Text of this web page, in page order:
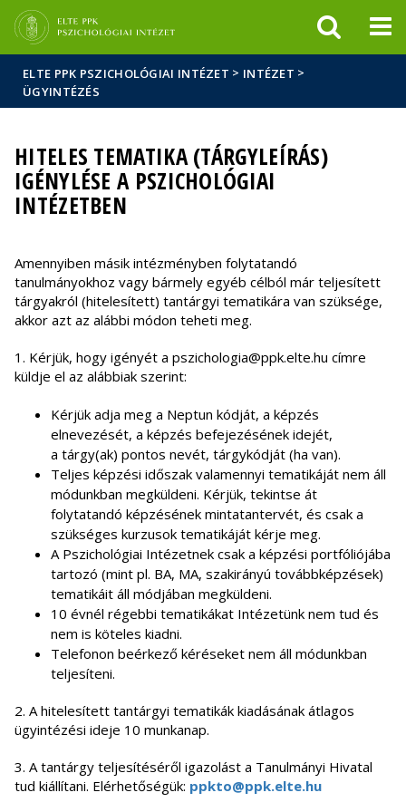
sajtóban
ELTE PPK PSZICHOLÓGIAI INTÉZET > INTÉZET >
ÜGYINTÉZÉS
HITELES TEMATIKA (TÁRGYLEÍRÁS)
IGÉNYLÉSE A PSZICHOLÓGIAI
INTÉZETBEN
Amennyiben másik intézményben folytatandó
tanulmányokhoz vagy bármely egyéb célból már teljesített
tárgyakról (hitelesített) tantárgyi tematikára van szüksége,
akkor azt az alábbi módon teheti meg.
1. Kérjük, hogy igényét a pszichologia@ppk.elte.hu címre
küldje el az alábbiak szerint:
Kérjük adja meg a Neptun kódját, a képzés
elnevezését, a képzés befejezésének idejét,
a tárgy(ak) pontos nevét, tárgykódját (ha van).
Teljes képzési időszak valamennyi tematikáját nem áll
módunkban megküldeni. Kérjük, tekintse át
folytatandó képzésének mintatantervét, és csak a
szükséges kurzusok tematikáját kérje meg.
A Pszichológiai Intézetnek csak a képzési portfóliójába
tartozó (mint pl. BA, MA, szakirányú továbbképzések)
tematikáit áll módjában megküldeni.
10 évnél régebbi tematikákat Intézetünk nem tud és
nem is köteles kiadni.
Telefonon beérkező kéréseket nem áll módunkban
teljesíteni.
2. A hitelesített tantárgyi tematikák kiadásának átlagos
ügyintézési ideje 10 munkanap.
3. A tantárgy teljesítéséről igazolást a Tanulmányi Hivatal
tud kiállítani. Elérhetőségük: ppkto@ppk.elte.hu